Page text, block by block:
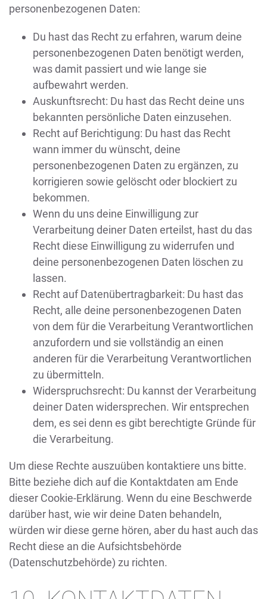
personenbezogenen Daten:
Du hast das Recht zu erfahren, warum deine
personenbezogenen Daten benötigt werden,
was damit passiert und wie lange sie
aufbewahrt werden.
Auskunftsrecht: Du hast das Recht deine uns
bekannten persönliche Daten einzusehen.
Recht auf Berichtigung: Du hast das Recht
wann immer du wünscht, deine
personenbezogenen Daten zu ergänzen, zu
korrigieren sowie gelöscht oder blockiert zu
bekommen.
Wenn du uns deine Einwilligung zur
Verarbeitung deiner Daten erteilst, hast du das
Recht diese Einwilligung zu widerrufen und
deine personenbezogenen Daten löschen zu
lassen.
Recht auf Datenübertragbarkeit: Du hast das
Recht, alle deine personenbezogenen Daten
von dem für die Verarbeitung Verantwortlichen
anzufordern und sie vollständig an einen
anderen für die Verarbeitung Verantwortlichen
zu übermitteln.
Widerspruchsrecht: Du kannst der Verarbeitung
deiner Daten widersprechen. Wir entsprechen
dem, es sei denn es gibt berechtigte Gründe für
die Verarbeitung.
Um diese Rechte auszuüben kontaktiere uns bitte.
Bitte beziehe dich auf die Kontaktdaten am Ende
dieser Cookie-Erklärung. Wenn du eine Beschwerde
darüber hast, wie wir deine Daten behandeln,
würden wir diese gerne hören, aber du hast auch das
Recht diese an die Aufsichtsbehörde
(Datenschutzbehörde) zu richten.